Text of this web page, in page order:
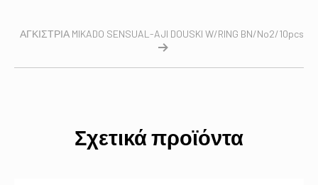
ΑΓΚΙΣΤΡΙΑ MIKADO SENSUAL-AJI DOUSKI W/RING BN/No2/10pcs
Σχετικά προϊόντα